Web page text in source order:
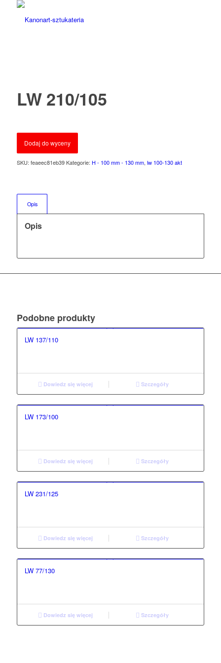
LW 210/105
Dodaj do wyceny
SKU: feaeec81eb39 Kategorie: H - 100 mm - 130 mm, lw 100-130 akt
Opis
Opis
Podobne produkty
LW 137/110
Dowiedz się więcej Szczegóły
LW 173/100
Dowiedz się więcej Szczegóły
LW 231/125
Dowiedz się więcej Szczegóły
LW 77/130
Dowiedz się więcej Szczegóły